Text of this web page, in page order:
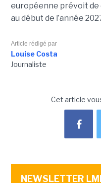
européenne prévoit
au début de l’année
Article rédigé par
Louise Costa
Journaliste
Cet article
NEWSLETTER LMI